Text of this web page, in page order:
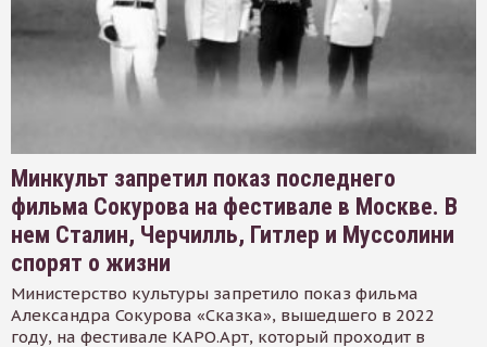
Минкульт запретил показ последнего
фильма Сокурова на фестивале в Москве. В
нем Сталин, Черчилль, Гитлер и Муссолини
спорят о жизни
Министерство культуры запретило показ фильма
Александра Сокурова «Сказка», вышедшего в 2022
году, на фестивале КАРО.Арт, который проходит в